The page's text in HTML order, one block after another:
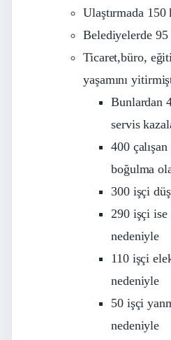
Ulaştırmada 150
Belediyelerde
Ticaret,büro,
yaşamını
Bunlardan
servis
400
boğulma
300 işçi
290 işçi
nedeniyle
110 işçi
nedeniyle
50 işçi
nedeniyle